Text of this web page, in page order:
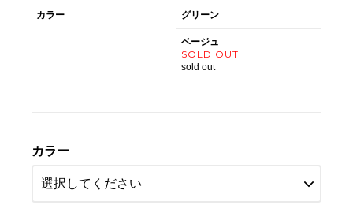
カラー グリーン
ベージュ
SOLD OUT
sold out
カラー